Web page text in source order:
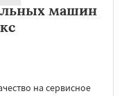
машин
на сервисное